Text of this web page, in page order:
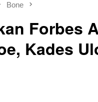
Bone
Forbes
Kades